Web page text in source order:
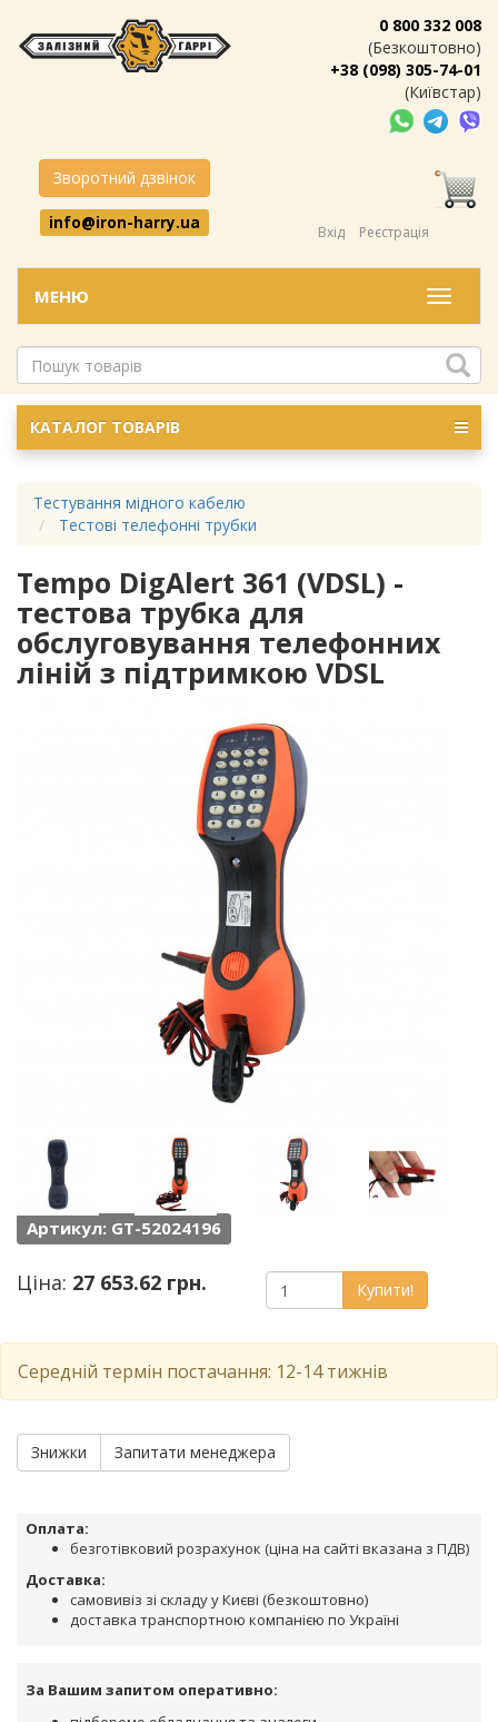
0 800 332 008
(Безкоштовно)
+38 (098) 305-74-01
(Київстар)
Зворотний дзвінок
info@iron-harry.ua
Вхід Реєстрація
Меню
МЕНЮ
КАТАЛОГ ТОВАРІВ
Тестування мідного кабелю
Тестові телефонні трубки
Tempo DigAlert 361 (VDSL) -
тестова трубка для
обслуговування телефонних
ліній з підтримкою VDSL
Артикул: GT-52024196
Ціна: 27 653.62 грн. Купити!
Середній термін постачання: 12-14 тижнів
Знижки Запитати менеджера
Оплата:
безготівковий розрахунок (ціна на сайті вказана з ПДВ)
Доставка:
самовивіз зі складу у Києві (безкоштовно)
доставка транспортною компанією по Україні
За Вашим запитом оперативно: